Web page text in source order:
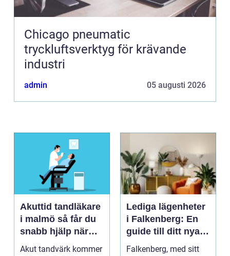
Chicago pneumatic
tryckluftsverktyg för krävande
industri
admin 05 augusti 2026
Akuttid tandläkare
i malmö så får du
snabb hjälp när
tanden gör ont
Akut tandvärk kommer
Lediga lägenheter
i Falkenberg: En
guide till ditt nya
hem
Falkenberg, med sitt